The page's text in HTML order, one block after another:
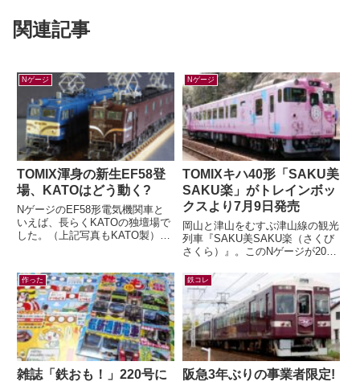
関連記事
Nゲージ
TOMIX渾身の新生EF58登
場、KATOはどう動く?
NゲージのEF58形電気機関車と
いえば、長らくKATOの独壇場で
した。（上記写真もKATO製）す
か...
Nゲージ
TOMIXキハ40形「SAKU美
SAKU楽」がトレインボッ
クスより7月9日発売
岡山と津山をむすぶ津山線の観光
列車『SAKU美SAKU楽（さくび
さくら）』。このNゲージが2026
ックスにて限定販売されます...
作った
雑誌「鉄おも！」220号に
鉄コレ
阪急3年ぶりの事業者限定!